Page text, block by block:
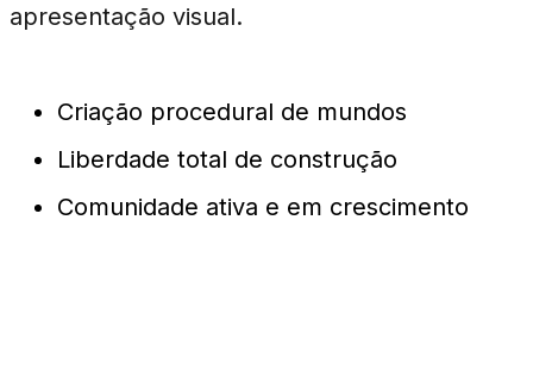
apresentação visual.
Criação procedural de mundos
Liberdade total de construção
Comunidade ativa e em crescimento